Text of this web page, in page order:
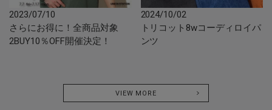
2023/07/10
さらにお得に！全商品対象
2BUY10％OFF開催決定！
2024/10/02
トリコット8wコーディロイパ
ンツ
VIEW MORE